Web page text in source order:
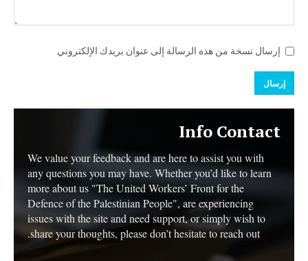
إرسال نسخة من هذه الرسالة إلى عنوان بريدك الإلكتروني
إرسال
Info Contact
We value your feedback and are here to assist you with
any questions you may have. Whether you’d like to learn
more about us "The United Workers’ Front for the
Defence of the Palestinian People", are experiencing
issues with the site and need support, or simply wish to
share your thoughts, please don’t hesitate to reach out.